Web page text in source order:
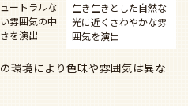
ートラルな
雰囲気の中
を演出
生き生きとした自然な
光に近く さわやかな雰
囲気を演出
環境により色味や雰囲気は異な